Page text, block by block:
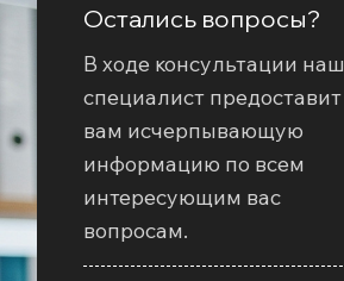
Остались вопросы?
В ходе консультации наш
специалист предоставит
вам исчерпывающую
информацию по всем
интересующим вас
вопросам.